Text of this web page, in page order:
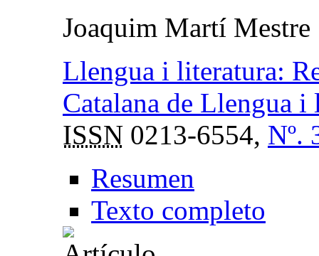
Joaquim Martí Mestre
Llengua i literatura:
Catalana de Llengua i
ISSN 0213-6554, Nº.
Resumen
Texto completo